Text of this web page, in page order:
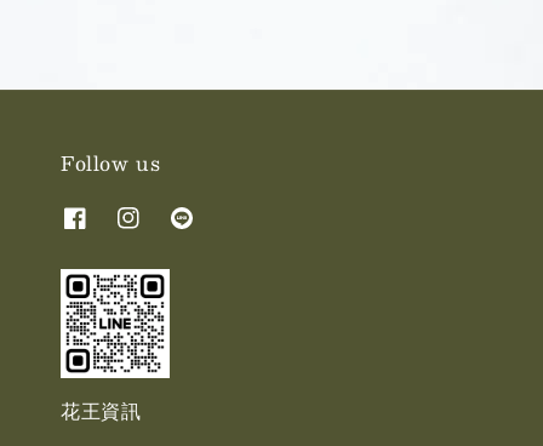
Follow us
花王資訊